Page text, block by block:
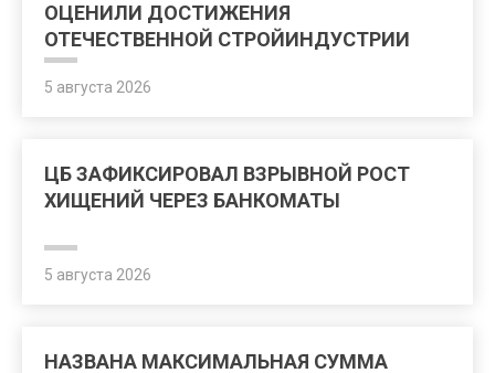
ОЦЕНИЛИ ДОСТИЖЕНИЯ
ОТЕЧЕСТВЕННОЙ СТРОЙИНДУСТРИИ
5 августа 2026
ЦБ ЗАФИКСИРОВАЛ ВЗРЫВНОЙ РОСТ
ХИЩЕНИЙ ЧЕРЕЗ БАНКОМАТЫ
5 августа 2026
НАЗВАНА МАКСИМАЛЬНАЯ СУММА